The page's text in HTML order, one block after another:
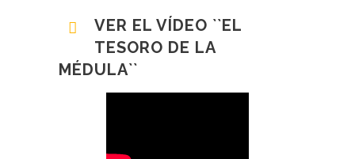
VER EL VÍDEO ``EL
TESORO DE LA
MÉDULA``